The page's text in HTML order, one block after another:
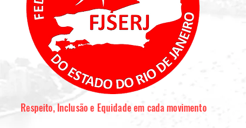
Respeito, Inclusão e Equidade em cada movimento